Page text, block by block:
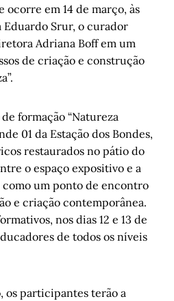
ocorre em 14 de março, às
Srur, o curador
Adriana Boff em um
de criação e construção
formação “Natureza
01 da Estação dos Bondes,
restaurados no pátio do
o espaço expositivo e a
como um ponto de encontro
e criação contemporânea.
nos dias 12 e 13 de
de todos os níveis
os participantes terão a